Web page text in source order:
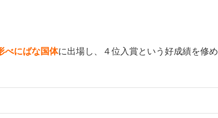
べにばな国体に出場し、４位入賞という好成績を修め